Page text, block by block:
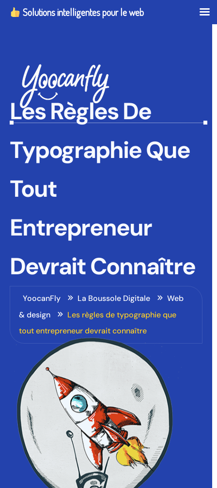
Les Règles De
Typographie Que
Tout
Entrepreneur
Devrait Connaître
YoocanFly La Boussole Digitale
Web
& design
Les règles de typographie que
tout entrepreneur devrait connaître
Solutions intelligentes pour le web